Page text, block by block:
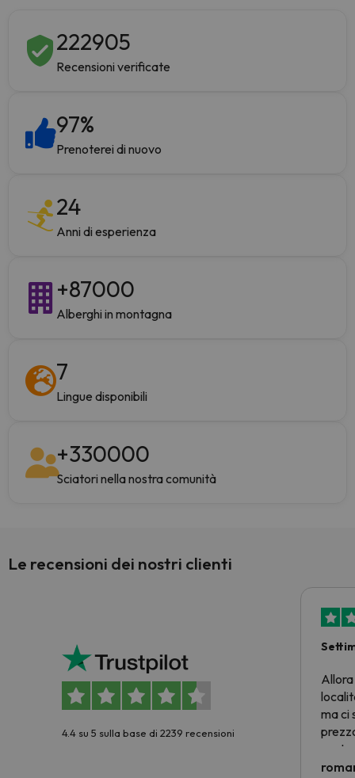
222905
Recensioni verificate
97%
Prenoterei di nuovo
24
Anni di esperienza
+87000
Alberghi in montagna
7
Lingue disponibili
+330000
Sciatori nella nostra comunità
Le recensioni dei nostri clienti
4.4 su 5 sulla base di 2239 recensioni
Allora
ma ci